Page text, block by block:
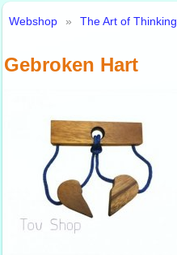
Webshop » The Art of Thinking
Gebroken Hart